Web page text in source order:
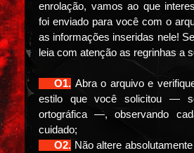
enrolação, vamos ao que
foi enviado para você com o
as informações inseridas nele!
leia com atenção as regrinhas a
⠀⠀O1. Abra o arquivo e
estilo que você solicitou —
ortográfica —, observando
cuidado;
⠀⠀O2. Não altere